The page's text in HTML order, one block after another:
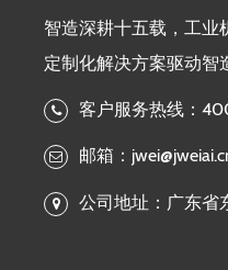
智造深耕十五载，工业
定制化解决方案驱动智
客户服务热线：
邮箱：
公司地址：广东省